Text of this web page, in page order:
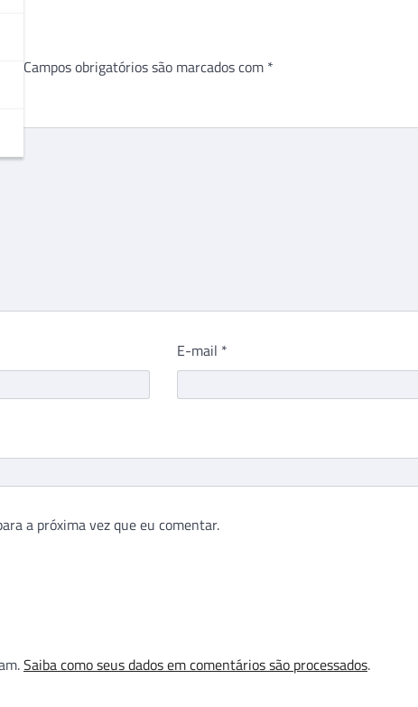
Campos obrigatórios são marcados com *
E-mail *
a próxima vez que eu comentar.
Saiba como seus dados em comentários são processados.